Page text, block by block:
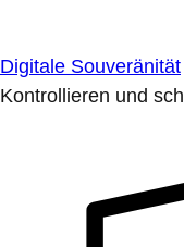
Digitale Souveränität
Kontrollieren und